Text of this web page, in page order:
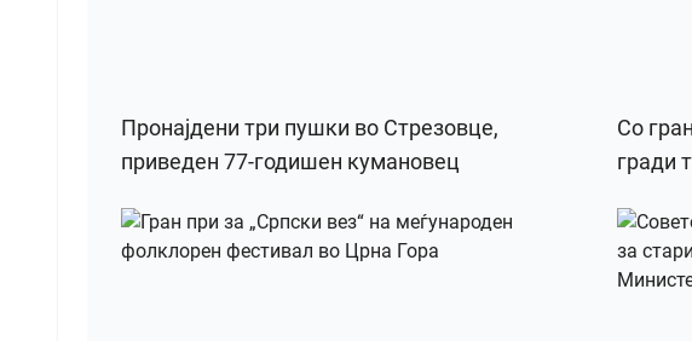
Пронајдени три пушки во Стрезовце,
приведен 77-годишен кумановец
Со
гради